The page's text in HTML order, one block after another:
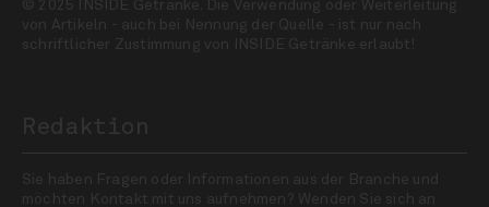
© 2025 INSIDE Getränke. Die Verwendung oder Weiterleitung
von Artikeln - auch bei Nennung der Quelle - ist nur nach
schriftlicher Zustimmung von INSIDE Getränke erlaubt!
Redaktion
Sie haben Fragen oder Informationen aus der Branche und
möchten Kontakt mit uns aufnehmen? Wenden Sie sich an